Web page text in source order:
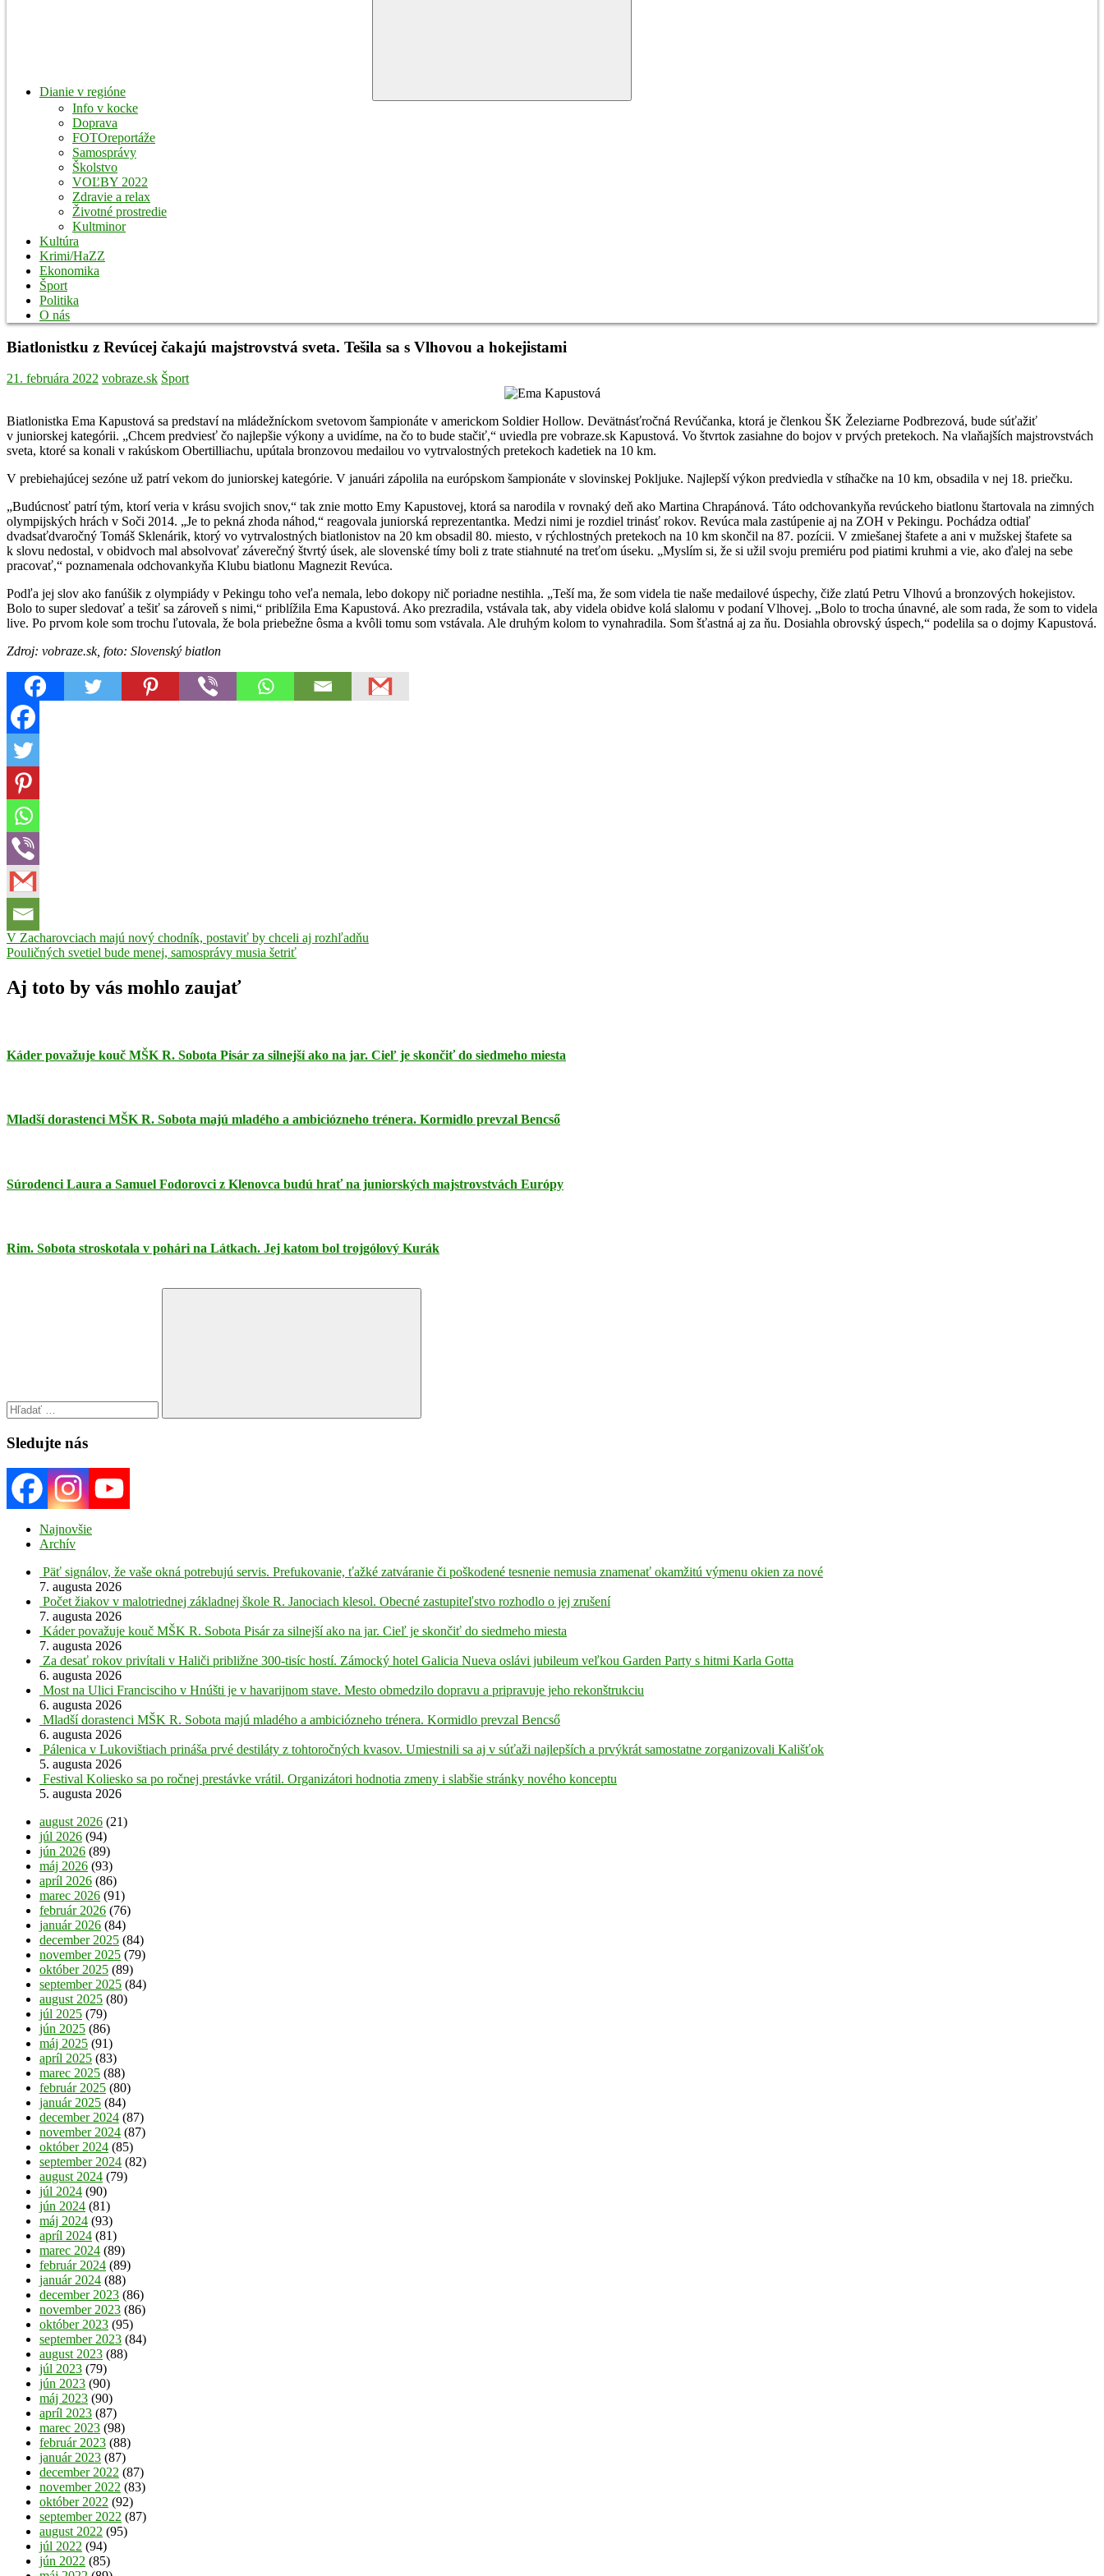
Dianie v regióne
Info v kocke
Doprava
FOTOreportáže
Samosprávy
Školstvo
VOĽBY 2022
Zdravie a relax
Životné prostredie
Kultminor
Kultúra
Krimi/HaZZ
Ekonomika
Šport
Politika
O nás
Biatlonistku z Revúcej čakajú majstrovstvá sveta. Tešila sa s Vlhovou a hokejistami
21. februára 2022 vobraze.sk Šport
Biatlonistka Ema Kapustová sa predstaví na mládežníckom svetovom šampionáte v americkom Soldier Hollow. Devätnásťročná Revúčanka, ktorá je členkou ŠK Železiarne Podbrezová, bude súťažiť
v juniorskej kategórii. „Chcem predviesť čo najlepšie výkony a uvidíme, na čo to bude stačiť,“ uviedla pre vobraze.sk Kapustová. Vo štvrtok zasiahne do bojov v prvých pretekoch. Na vlaňajších majstrovstvách
sveta, ktoré sa konali v rakúskom Obertilliachu, upútala bronzovou medailou vo vytrvalostných pretekoch kadetiek na 10 km.
V prebiehajúcej sezóne už patrí vekom do juniorskej kategórie. V januári zápolila na európskom šampionáte v slovinskej Pokljuke. Najlepší výkon predviedla v stíhačke na 10 km, obsadila v nej 18. priečku.
„Budúcnosť patrí tým, ktorí veria v krásu svojich snov,“ tak znie motto Emy Kapustovej, ktorá sa narodila v rovnaký deň ako Martina Chrapánová. Táto odchovankyňa revúckeho biatlonu štartovala na zimných
olympijských hrách v Soči 2014. „Je to pekná zhoda náhod,“ reagovala juniorská reprezentantka. Medzi nimi je rozdiel trinásť rokov. Revúca mala zastúpenie aj na ZOH v Pekingu. Pochádza odtiaľ
dvadsaťdvaročný Tomáš Sklenárik, ktorý vo vytrvalostných biatlonistov na 20 km obsadil 80. miesto, v rýchlostných pretekoch na 10 km skončil na 87. pozícii. V zmiešanej štafete a ani v mužskej štafete sa
k slovu nedostal, v obidvoch mal absolvovať záverečný štvrtý úsek, ale slovenské tímy boli z trate stiahnuté na treťom úseku. „Myslím si, že si užil svoju premiéru pod piatimi kruhmi a vie, ako ďalej na sebe
pracovať,“ poznamenala odchovankyňa Klubu biatlonu Magnezit Revúca.
Podľa jej slov ako fanúšik z olympiády v Pekingu toho veľa nemala, lebo dokopy nič poriadne nestihla. „Teší ma, že som videla tie naše medailové úspechy, čiže zlatú Petru Vlhovú a bronzových hokejistov.
Bolo to super sledovať a tešiť sa zároveň s nimi,“ priblížila Ema Kapustová. Ako prezradila, vstávala tak, aby videla obidve kolá slalomu v podaní Vlhovej. „Bolo to trocha únavné, ale som rada, že som to videla
live. Po prvom kole som trochu ľutovala, že bola priebežne ôsma a kvôli tomu som vstávala. Ale druhým kolom to vynahradila. Som šťastná aj za ňu. Dosiahla obrovský úspech,“ podelila sa o dojmy Kapustová.
Zdroj: vobraze.sk, foto: Slovenský biatlon
biatlonEma
KapustováRevúca
Navigácia
v
článku
Previous
Post:
V Zacharovciach majú nový chodník, postaviť by chceli aj rozhľadňu
Next
Pouličných svetiel bude menej, samosprávy musia šetriť
Aj toto by vás mohlo zaujať
Káder považuje kouč MŠK R. Sobota Pisár za silnejší ako na jar. Cieľ je skončiť do siedmeho miesta
Mladší dorastenci MŠK R. Sobota majú mladého a ambiciózneho trénera. Kormidlo prevzal Bencső
Súrodenci Laura a Samuel Fodorovci z Klenovca budú hrať na juniorských majstrovstvách Európy
Rim. Sobota stroskotala v pohári na Látkach. Jej katom bol trojgólový Kurák
Search
Sledujte nás
Najnovšie
Archív
Päť signálov, že vaše okná potrebujú servis. Prefukovanie, ťažké zatváranie či poškodené tesnenie nemusia znamenať okamžitú výmenu okien za nové
7. augusta 2026
Počet žiakov v malotriednej základnej škole R. Janociach klesol. Obecné zastupiteľstvo rozhodlo o jej zrušení
7. augusta 2026
Káder považuje kouč MŠK R. Sobota Pisár za silnejší ako na jar. Cieľ je skončiť do siedmeho miesta
7. augusta 2026
Za desať rokov privítali v Haliči približne 300-tisíc hostí. Zámocký hotel Galicia Nueva oslávi jubileum veľkou Garden Party s hitmi Karla Gotta
6. augusta 2026
Most na Ulici Francisciho v Hnúšti je v havarijnom stave. Mesto obmedzilo dopravu a pripravuje jeho rekonštrukciu
6. augusta 2026
Mladší dorastenci MŠK R. Sobota majú mladého a ambiciózneho trénera. Kormidlo prevzal Bencső
6. augusta 2026
Pálenica v Lukovištiach prináša prvé destiláty z tohtoročných kvasov. Umiestnili sa aj v súťaži najlepších a prvýkrát samostatne zorganizovali Kališťok
5. augusta 2026
Festival Koliesko sa po ročnej prestávke vrátil. Organizátori hodnotia zmeny i slabšie stránky nového konceptu
5. augusta 2026
august 2026 (21)
júl 2026 (94)
jún 2026 (89)
máj 2026 (93)
apríl 2026 (86)
marec 2026 (91)
február 2026 (76)
január 2026 (84)
december 2025 (84)
november 2025 (79)
október 2025 (89)
september 2025 (84)
august 2025 (80)
júl 2025 (79)
jún 2025 (86)
máj 2025 (91)
apríl 2025 (83)
marec 2025 (88)
február 2025 (80)
január 2025 (84)
december 2024 (87)
november 2024 (87)
október 2024 (85)
september 2024 (82)
august 2024 (79)
júl 2024 (90)
jún 2024 (81)
máj 2024 (93)
apríl 2024 (81)
marec 2024 (89)
február 2024 (89)
január 2024 (88)
december 2023 (86)
november 2023 (86)
október 2023 (95)
september 2023 (84)
august 2023 (88)
júl 2023 (79)
jún 2023 (90)
máj 2023 (90)
apríl 2023 (87)
marec 2023 (98)
február 2023 (88)
január 2023 (87)
december 2022 (87)
november 2022 (83)
október 2022 (92)
september 2022 (87)
august 2022 (95)
júl 2022 (94)
jún 2022 (85)